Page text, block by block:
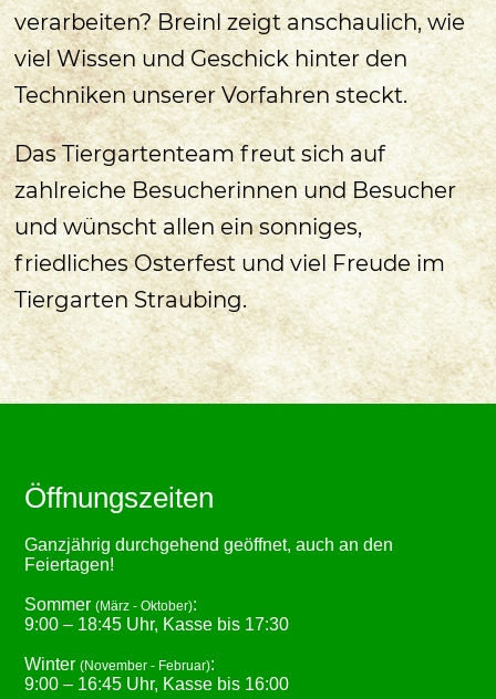
verarbeiten? Breinl zeigt anschaulich, wie
viel Wissen und Geschick hinter den
Techniken unserer Vorfahren steckt.
Das Tiergartenteam freut sich auf
zahlreiche Besucherinnen und Besucher
und wünscht allen ein sonniges,
friedliches Osterfest und viel Freude im
Tiergarten Straubing.
Öffnungszeiten
Ganzjährig durchgehend geöffnet, auch an den
Feiertagen!
Sommer(März - Oktober):
9:00 – 18:45 Uhr, Kasse bis 17:30
Winter(November - Februar):
9:00 – 16:45 Uhr, Kasse bis 16:00